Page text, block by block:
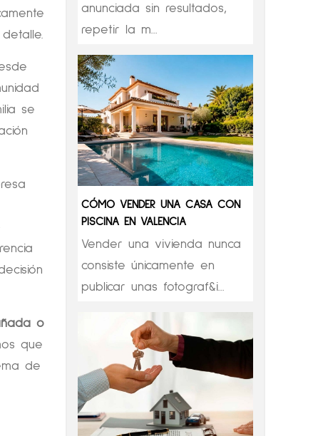
se
o
que
de
anunciada sin resultados,
repetir la m...
CÓMO VENDER UNA CASA CON
PISCINA EN VALENCIA
Vender una vivienda nunca
consiste únicamente en
publicar unas fotograf&i...